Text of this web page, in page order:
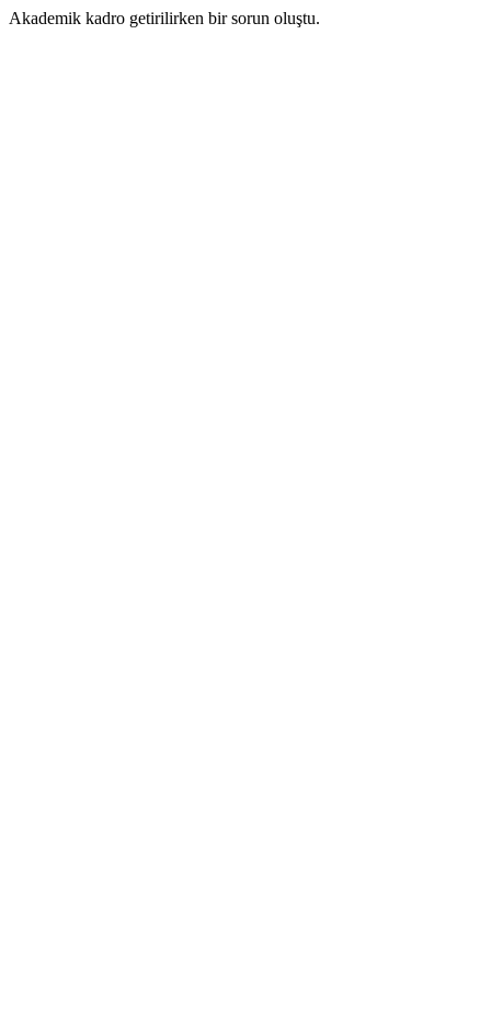
Akademik kadro getirilirken bir sorun oluştu.